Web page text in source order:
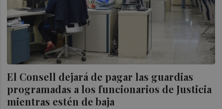
El Consell dejará de pagar las guardias
programadas a los funcionarios de Justicia
mientras estén de baja